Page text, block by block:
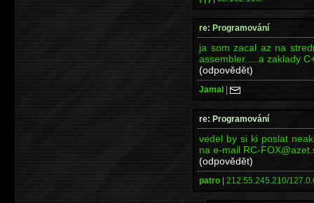
re: Programování
ja som zacal az na
assembler.....a zaklady
(odpovědět)
Jamal |
re: Programování
vedel by si ki poslat
na e-mail RC-
(odpovědět)
patro | 212.55.245.210/